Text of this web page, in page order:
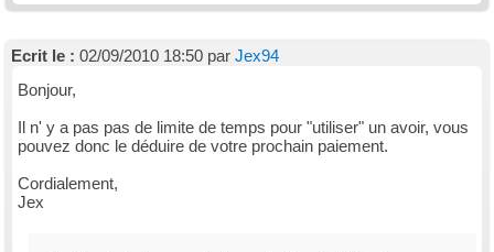
Ecrit le : 02/09/2010 18:50 par Jex94
Bonjour,
Il n' y a pas pas de limite de temps pour "utiliser" un avoir, vous
pouvez donc le déduire de votre prochain paiement.
Cordialement,
Jex